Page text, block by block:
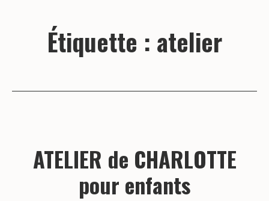
Étiquette : atelier
ATELIER de CHARLOTTE
pour enfants